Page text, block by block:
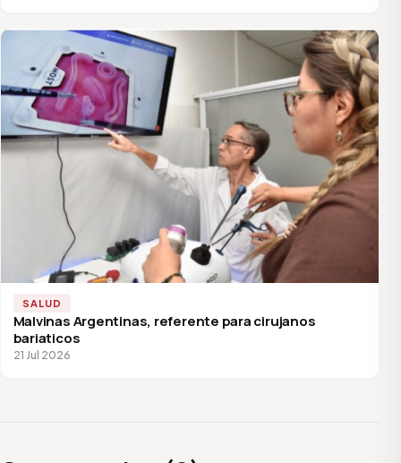
SALUD
Malvinas Argentinas, referente para cirujanos
bariaticos
21 Jul 2026